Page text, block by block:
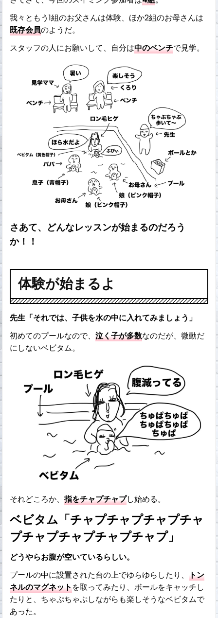
我々ともう1組のお父さんは体験、ほか2組のお母さんは
既存会員のようだ。
スタッフの人にお願いして、自分は中のベンチで見学。
さあて、どんなレッスンが始まるのだろう
か！！
体験が始まるよ
先生「それでは、子供を水の中に入れてみましょう」
初めてのプールなので、泣く子が多数なのだが、微動だ
にしないベビタム。
それどころか、指をチャプチャプし始める。
ベビタム「チャプチャプチャプチャ
プチャプチャプチャプチャプ」
どうやらお腹が空いているらしい。
プールの中に設置された台の上でゆらゆらしたり、トン
ネルのマグネットを取ってみたり、ボールをキャッチし
たりと、ちゃぷちゃぷしながらも楽しそうなベビタムで
あった。